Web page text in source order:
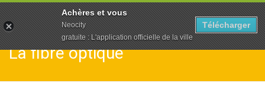
La fibre optique
Achères et vous
Neocity
gratuite : L'application officielle de la ville
Télécharger